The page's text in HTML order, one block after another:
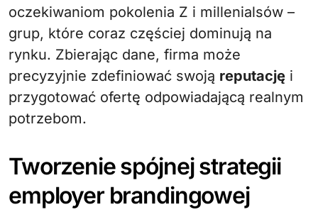
oczekiwaniom pokolenia Z i millenialsów –
grup, które coraz częściej dominują na
rynku. Zbierając dane, firma może
precyzyjnie zdefiniować swoją reputację i
przygotować ofertę odpowiadającą realnym
potrzebom.
Tworzenie spójnej strategii
employer brandingowej